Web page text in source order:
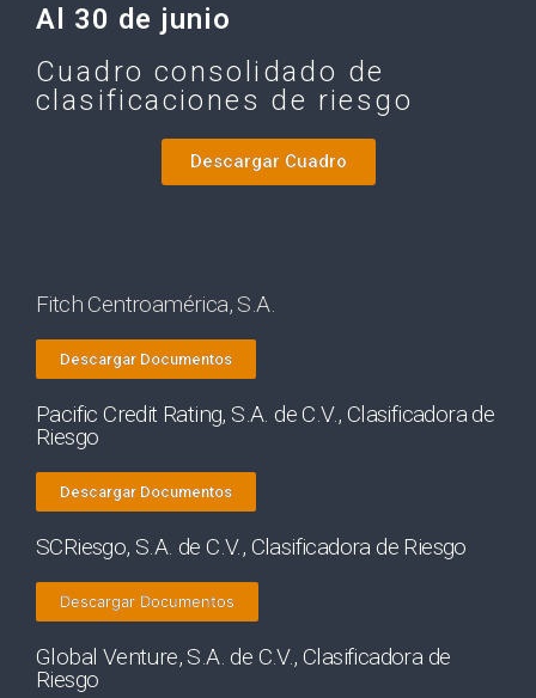
Al 30 de junio
Cuadro consolidado de
clasificaciones de riesgo
Descargar Cuadro
Fitch Centroamérica, S.A.
Descargar Documentos
Pacific Credit Rating, S.A. de C.V., Clasificadora de
Riesgo
Descargar Documentos
SCRiesgo, S.A. de C.V., Clasificadora de Riesgo
Descargar Documentos
Global Venture, S.A. de C.V., Clasificadora de
Riesgo